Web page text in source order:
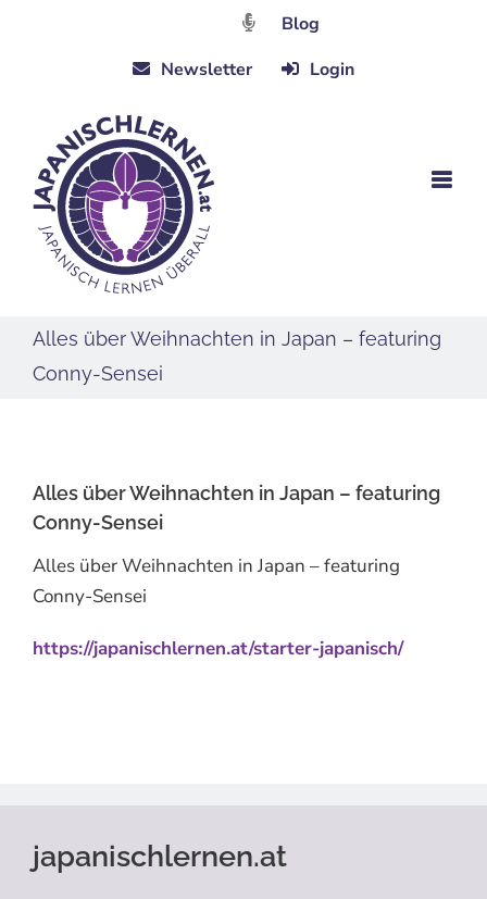
Blog
Newsletter
Login
Alles über Weihnachten in Japan – featuring
Conny-Sensei
Alles über Weihnachten in Japan – featuring
Conny-Sensei
Alles über Weihnachten in Japan – featuring
Conny-Sensei
https://japanischlernen.at/starter-japanisch/
japanischlernen.at